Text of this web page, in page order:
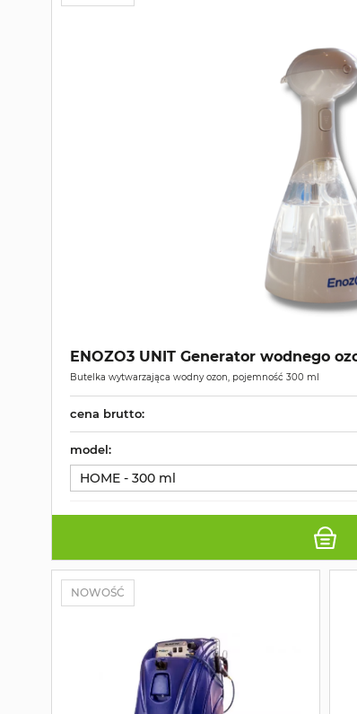
ENOZO3 UNIT Generator wodnego
Butelka wytwarzająca wodny ozon, pojemność 300 ml
cena brutto:
model:
HOME - 300 ml
NOWOŚĆ